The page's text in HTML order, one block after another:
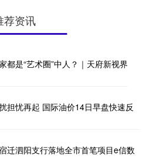
荐资讯
都是“艺术圈”中人？｜天府新视界
担忧再起 国际油价14日早盘快速反
迁泗阳支行落地全市首笔项目e信数